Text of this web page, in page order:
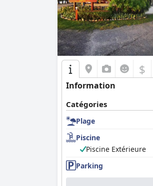
$
Information
Catégories
Plage
Piscine
Piscine Extérieure
Parking